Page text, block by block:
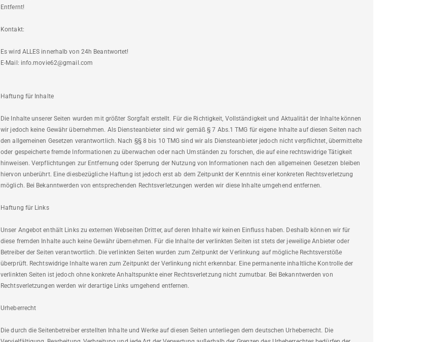
Entfernt!
Kontakt:
Es wird ALLES innerhalb von 24h Beantwortet!
E-Mail: info.movie62@gmail.com
Haftung für Inhalte
Die Inhalte unserer Seiten wurden mit größter Sorgfalt erstellt. Für die Richtigkeit, Vollständigkeit und Aktualität der Inhalte können
wir jedoch keine Gewähr übernehmen. Als Diensteanbieter sind wir gemäß § 7 Abs.1 TMG für eigene Inhalte auf diesen Seiten nach
den allgemeinen Gesetzen verantwortlich. Nach §§ 8 bis 10 TMG sind wir als Diensteanbieter jedoch nicht verpflichtet, übermittelte
oder gespeicherte fremde Informationen zu überwachen oder nach Umständen zu forschen, die auf eine rechtswidrige Tätigkeit
hinweisen. Verpflichtungen zur Entfernung oder Sperrung der Nutzung von Informationen nach den allgemeinen Gesetzen bleiben
hiervon unberührt. Eine diesbezügliche Haftung ist jedoch erst ab dem Zeitpunkt der Kenntnis einer konkreten Rechtsverletzung
möglich. Bei Bekanntwerden von entsprechenden Rechtsverletzungen werden wir diese Inhalte umgehend entfernen.
Haftung für Links
Unser Angebot enthält Links zu externen Webseiten Dritter, auf deren Inhalte wir keinen Einfluss haben. Deshalb können wir für
diese fremden Inhalte auch keine Gewähr übernehmen. Für die Inhalte der verlinkten Seiten ist stets der jeweilige Anbieter oder
Betreiber der Seiten verantwortlich. Die verlinkten Seiten wurden zum Zeitpunkt der Verlinkung auf mögliche Rechtsverstöße
überprüft. Rechtswidrige Inhalte waren zum Zeitpunkt der Verlinkung nicht erkennbar. Eine permanente inhaltliche Kontrolle der
verlinkten Seiten ist jedoch ohne konkrete Anhaltspunkte einer Rechtsverletzung nicht zumutbar. Bei Bekanntwerden von
Rechtsverletzungen werden wir derartige Links umgehend entfernen.
Urheberrecht
Die durch die Seitenbetreiber erstellten Inhalte und Werke auf diesen Seiten unterliegen dem deutschen Urheberrecht. Die